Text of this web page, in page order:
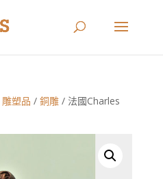
雕塑品 / 銅雕/ 法國Charles